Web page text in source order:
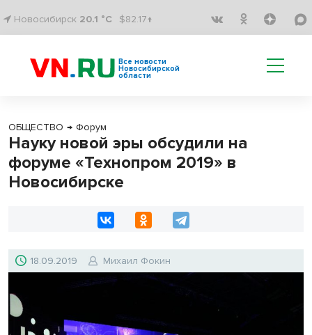
Новосибирск 20.1 °C $82.17↑
Все новости
Новосибирской
области
ОБЩЕСТВО → Форум
Науку новой эры обсудили на
форуме «Технопром 2019» в
Новосибирске
18.09.2019 Михаил Фокин